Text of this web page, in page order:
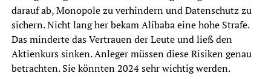
darauf ab, Monopole zu verhindern und Datenschutz zu
sichern. Nicht lang her bekam Alibaba eine hohe Strafe.
Das minderte das Vertrauen der Leute und ließ den
Aktienkurs sinken. Anleger müssen diese Risiken genau
betrachten. Sie könnten 2024 sehr wichtig werden.